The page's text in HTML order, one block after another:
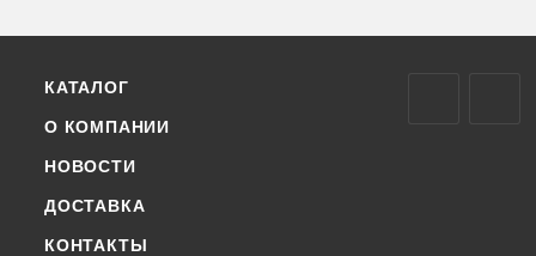
КАТАЛОГ
О КОМПАНИИ
НОВОСТИ
ДОСТАВКА
КОНТАКТЫ